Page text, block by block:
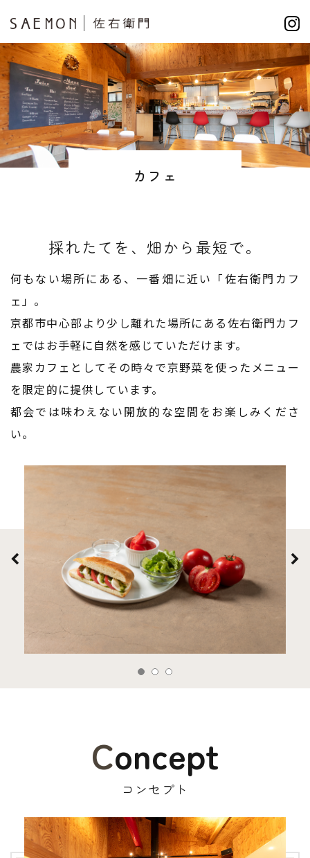
カフェ
採れたてを、畑から最短で。
何もない場所にある、一番畑に近い「佐右衛門カフ
ェ」。
京都市中心部より少し離れた場所にある佐右衛門カフ
ェでは​​​​​​​お手軽に自然を感じていただけます。
農家カフェとしてその時々で京野菜を使ったメニュー
を限定的に提供しています。
都会では味わえない開放的な空間をお楽しみくださ
い。
Concept
コンセプト